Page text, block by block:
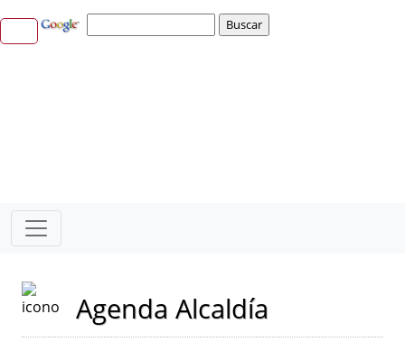
Agenda Alcaldía